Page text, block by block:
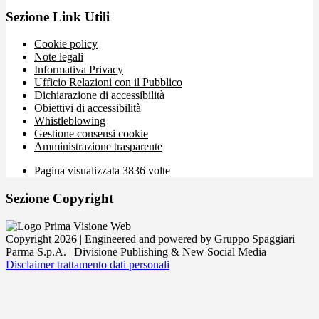
Sezione Link Utili
Cookie policy
Note legali
Informativa Privacy
Ufficio Relazioni con il Pubblico
Dichiarazione di accessibilità
Obiettivi di accessibilità
Whistleblowing
Gestione consensi cookie
Amministrazione trasparente
Pagina visualizzata 3836 volte
Sezione Copyright
Copyright 2026 | Engineered and powered by Gruppo Spaggiari
Parma S.p.A. | Divisione Publishing & New Social Media
Disclaimer trattamento dati personali